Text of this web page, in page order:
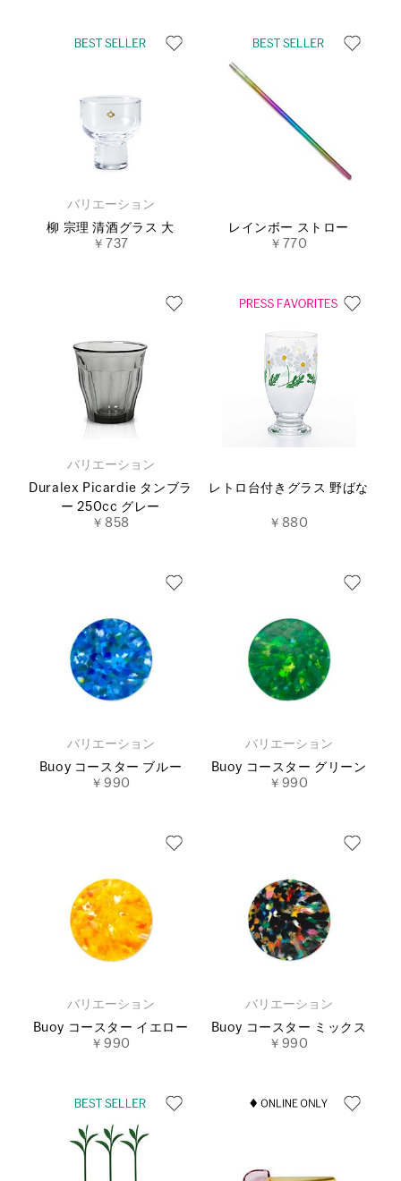
バリエーション
柳 宗理 清酒グラス 大
￥737
レインボー ストロー
￥770
バリエーション
Duralex Picardie タンブラ
ー 250cc グレー
￥858
レトロ台付きグラス 野ばな
￥880
バリエーション
Buoy コースター ブルー
￥990
バリエーション
Buoy コースター グリーン
￥990
バリエーション
Buoy コースター イエロー
￥990
バリエーション
Buoy コースター ミックス
￥990